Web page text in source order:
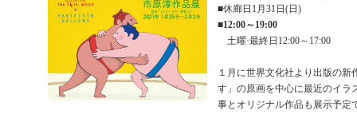
■休廊日1月31日(日)
■12:00～19:00
土曜·最終日12:00～17:00
１月に世界文化社より出版の新
す」の原画を中心に最近のイラ
事とオリジナル作品も展示予定